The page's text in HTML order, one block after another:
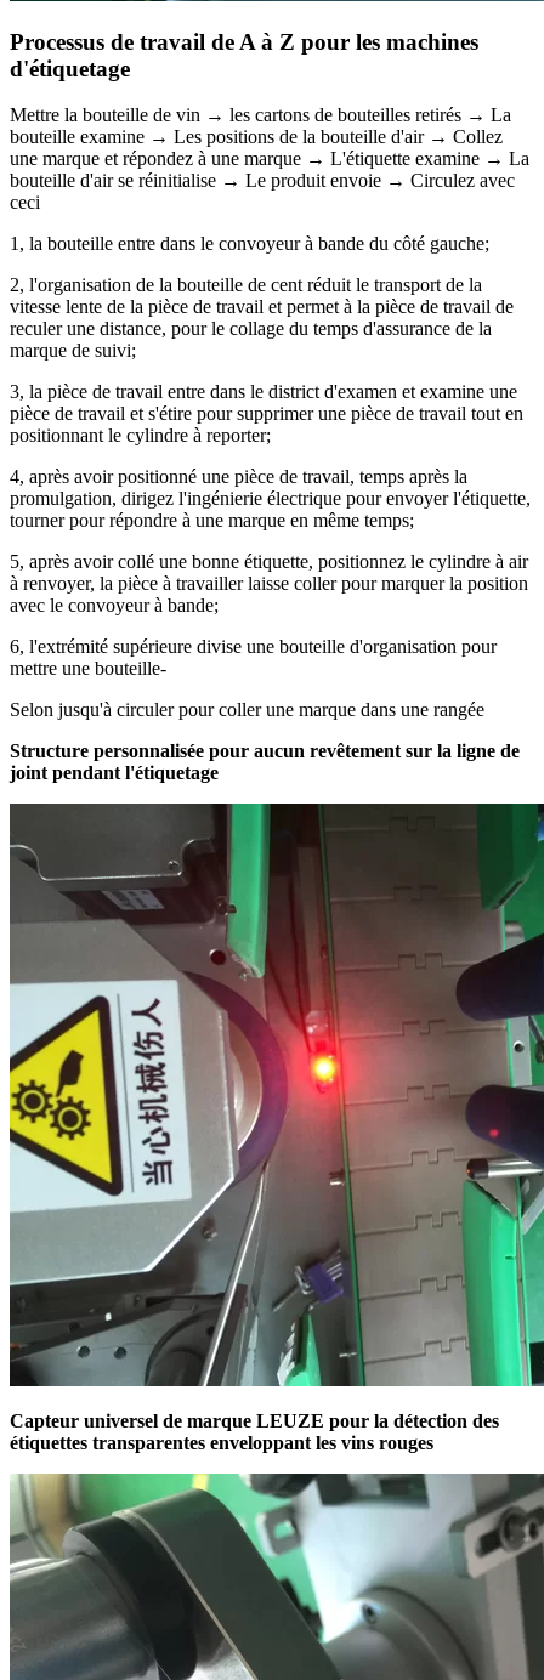
Processus de travail de A à Z pour les machines
d'étiquetage
Mettre la bouteille de vin → les cartons de bouteilles retirés → La
bouteille examine → Les positions de la bouteille d'air → Collez
une marque et répondez à une marque → L'étiquette examine → La
bouteille d'air se réinitialise → Le produit envoie → Circulez avec
ceci
1, la bouteille entre dans le convoyeur à bande du côté gauche;
2, l'organisation de la bouteille de cent réduit le transport de la
vitesse lente de la pièce de travail et permet à la pièce de travail de
reculer une distance, pour le collage du temps d'assurance de la
marque de suivi;
3, la pièce de travail entre dans le district d'examen et examine une
pièce de travail et s'étire pour supprimer une pièce de travail tout en
positionnant le cylindre à reporter;
4, après avoir positionné une pièce de travail, temps après la
promulgation, dirigez l'ingénierie électrique pour envoyer l'étiquette,
tourner pour répondre à une marque en même temps;
5, après avoir collé une bonne étiquette, positionnez le cylindre à air
à renvoyer, la pièce à travailler laisse coller pour marquer la position
avec le convoyeur à bande;
6, l'extrémité supérieure divise une bouteille d'organisation pour
mettre une bouteille-
Selon jusqu'à circuler pour coller une marque dans une rangée
Structure personnalisée pour aucun revêtement sur la ligne de
joint pendant l'étiquetage
Capteur universel de marque LEUZE pour la détection des
étiquettes transparentes enveloppant les vins rouges